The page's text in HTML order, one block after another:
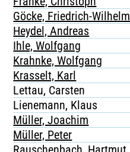
Göcke, Friedrich-Wilhelm
Heydel, Andreas
Ihle, Wolfgang
Krahnke, Wolfgang
Krasselt, Karl
Lettau, Carsten
Lienemann, Klaus
Müller, Joachim
Müller, Peter